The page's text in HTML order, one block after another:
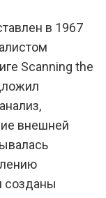
в 1967
Scanning the
внешней
созданы